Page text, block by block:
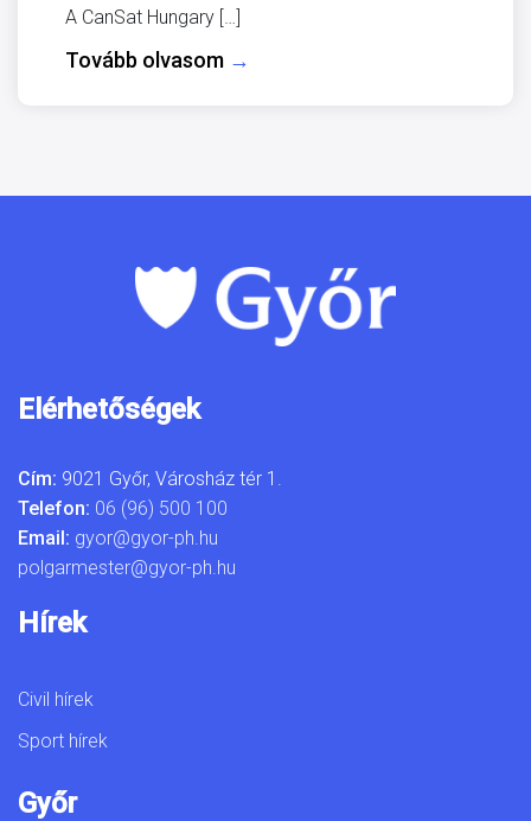
A CanSat Hungary […]
Tovább olvasom →
Elérhetőségek
Cím: 9021 Győr, Városház tér 1.
Telefon: 06 (96) 500 100
Email: gyor@gyor-ph.hu
polgarmester@gyor-ph.hu
Hírek
Civil hírek
Sport hírek
Győr